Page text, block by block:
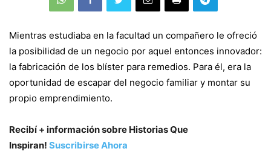
Mientras estudiaba en la facultad un compañero le ofreció
la posibilidad de un negocio por aquel entonces innovador:
la fabricación de los blíster para remedios. Para él, era la
oportunidad de escapar del negocio familiar y montar su
propio emprendimiento.
Recibí + información sobre Historias Que
Inspiran! Suscribirse Ahora